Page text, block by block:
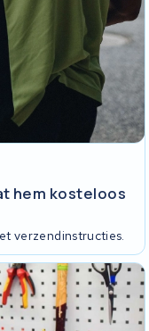
hem kosteloos
verzendinstructies.